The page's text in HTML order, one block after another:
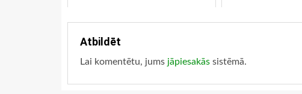
Atbildēt
Lai komentētu, jums jāpiesakās sistēmā.